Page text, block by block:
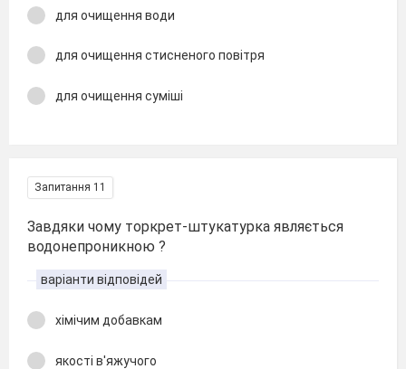
для очищення води
для очищення стисненого повітря
для очищення суміші
Запитання 11
Завдяки чому торкрет-штукатурка являється
водонепроникною ?
варіанти відповідей
хімічим добавкам
якості в'яжучого